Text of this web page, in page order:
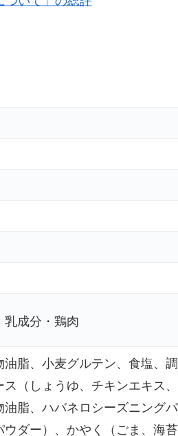
成分・鶏肉
脂、小麦グルテン、食塩、調
（しょうゆ、チキンエキス
脂、ハバネロシーズニングパ
ダー）、かやく（ごま、海苔